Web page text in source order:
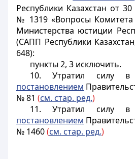
Республики Казахстан от
№ 1319 «Вопросы
Министерства юстиции
(САПП Республики
648):
пункты 2, 3 исключить.
10. Утратил силу в
постановлением
№ 81 (см. стар. ред.)
11. Утратил силу в
постановлением
№ 1460(см. стар. ред.)